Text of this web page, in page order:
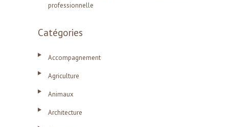
professionnelle
Catégories
Accompagnement
Agriculture
Animaux
Architecture